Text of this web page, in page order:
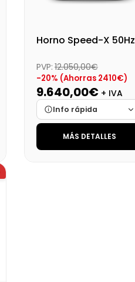
Horno Speed-X 50Hz
PVP: 12.050,00€
-20% (Ahorras 2410€)
9.640,00€ + IVA
Info rápida
Marca
Cargando…
MÁS DETALLES